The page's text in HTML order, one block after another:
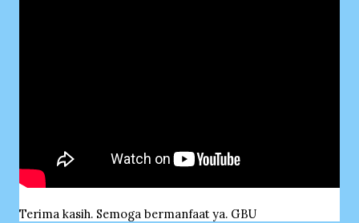
Terima kasih. Semoga bermanfaat ya. GBU